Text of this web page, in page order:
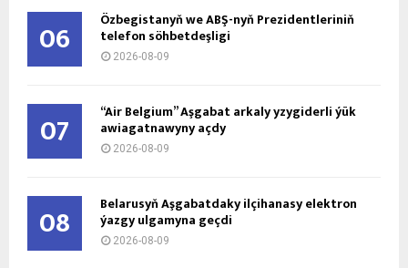
06 Özbegistanyň we ABŞ-nyň Prezidentleriniň
telefon söhbetdeşligi
2026-08-09
07 “Air Belgium” Aşgabat arkaly yzygiderli ýük
awiagatnawyny açdy
2026-08-09
08 Belarusyň Aşgabatdaky ilçihanasy elektron
ýazgy ulgamyna geçdi
2026-08-09